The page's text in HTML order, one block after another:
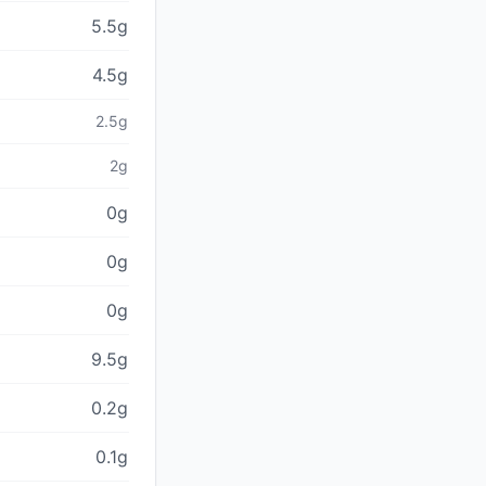
5.5g
4.5g
2.5g
2g
0g
0g
0g
9.5g
0.2g
0.1g